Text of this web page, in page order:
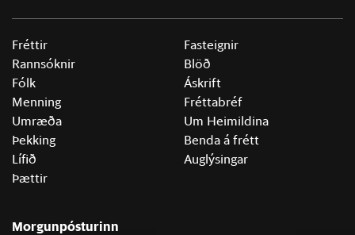
Fréttir
Rannsóknir
Fólk
Menning
Umræða
Þekking
Lífið
Þættir
Fasteignir
Blöð
Áskrift
Fréttabréf
Um Heimildina
Benda á frétt
Auglýsingar
Morgunpósturinn